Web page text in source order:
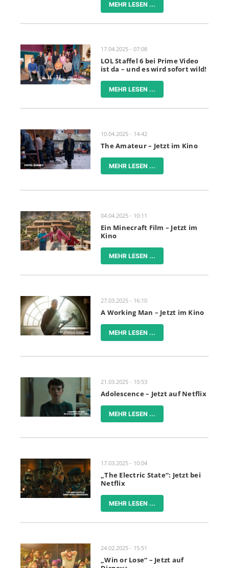
MEHR LESEN ...
17.04.2025 - 07:08
LOL Staffel 6 bei Prime Video
ist da – und es wird sofort wild!
MEHR LESEN ...
10.04.2025 - 14:42
The Amateur – Jetzt im Kino
MEHR LESEN ...
04.04.2025 - 10:11
Ein Minecraft Film – Jetzt im
Kino
MEHR LESEN ...
27.03.2025 - 16:10
A Working Man – Jetzt im Kino
MEHR LESEN ...
21.03.2025 - 10:53
Adolescence – Jetzt auf Netflix
MEHR LESEN ...
17.03.2025 - 10:04
„The Electric State“: Jetzt bei
Netflix
MEHR LESEN ...
24.02.2025 - 15:51
„Win or Lose“ – Jetzt auf